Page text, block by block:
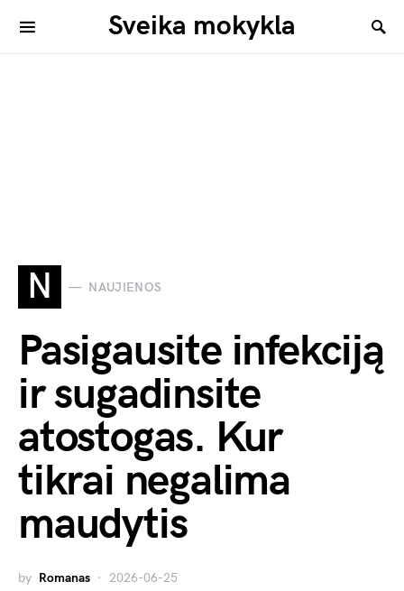
Sveika mokykla
N NAUJIENOS
Pasigausite infekciją
ir sugadinsite
atostogas. Kur
tikrai negalima
maudytis
by Romanas 2026-06-25